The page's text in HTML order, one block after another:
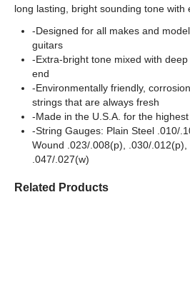
long lasting, bright sounding tone with
-Designed for all makes and
guitars
-Extra-bright tone mixed with
end
-Environmentally friendly,
strings that are always fresh
-Made in the U.S.A. for the
-String Gauges: Plain Steel .010/
Wound .023/.008(p), .030/.012(p),
.047/.027(w)
Related Products